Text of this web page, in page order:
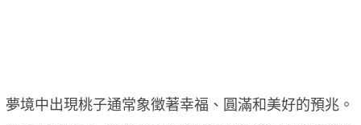
夢境中出現桃子通常象徵著幸福、圓滿和美好的預兆。